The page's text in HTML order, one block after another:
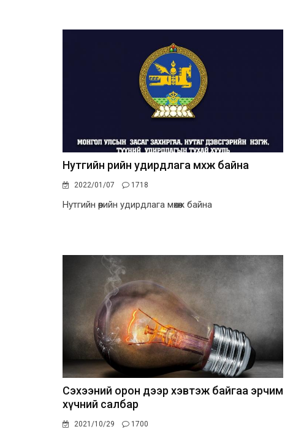
Нутгийн өөрийн удирдлага мөхөж байна
2022/01/07 1718
Нутгийн өөрийн удирдлага мөхөж байна
Сэхээний орон дээр хэвтэж байгаа эрчим
хүчний салбар
2021/10/29 1700